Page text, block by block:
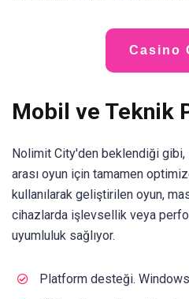
Casino
Mobil ve Teknik
Nolimit City'den beklendiği
arası oyun için tamamen
kullanılarak geliştirilen oyun,
cihazlarda işlevsellik veya
uyumluluk sağlıyor.
Platform desteği.